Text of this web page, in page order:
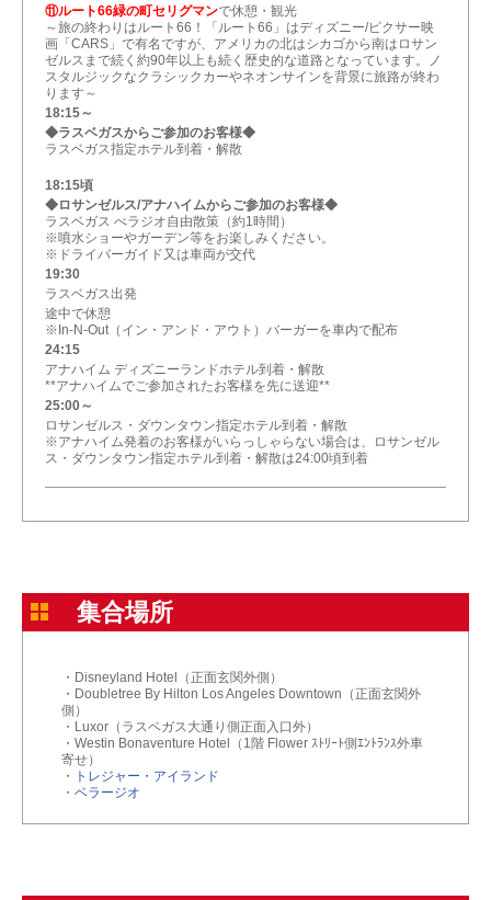
⑪ルート66緑の町セリグマンで休憩・観光
～旅の終わりはルート66！「ルート66」はディズニー/ピクサー映
画「CARS」で有名ですが、アメリカの北はシカゴから南はロサン
ゼルスまで続く約90年以上も続く歴史的な道路となっています。ノ
スタルジックなクラシックカーやネオンサインを背景に旅路が終わ
ります～
18:15～
◆ラスベガスからご参加のお客様◆
ラスベガス指定ホテル到着・解散
18:15頃
◆ロサンゼルス/アナハイムからご参加のお客様◆
ラスベガス べラジオ自由散策（約1時間）
※噴水ショーやガーデン等をお楽しみください。
※ドライバーガイド又は車両が交代
19:30
ラスベガス出発
途中で休憩
※In-N-Out（イン・アンド・アウト）バーガーを車内で配布
24:15
アナハイム ディズニーランドホテル到着・解散
**アナハイムでご参加されたお客様を先に送迎**
25:00～
ロサンゼルス・ダウンタウン指定ホテル到着・解散
※アナハイム発着のお客様がいらっしゃらない場合は、ロサンゼル
ス・ダウンタウン指定ホテル到着・解散は24:00頃到着
集合場所
・Disneyland Hotel（正面玄関外側）
・Doubletree By Hilton Los Angeles Downtown（正面玄関外
側）
・Luxor（ラスベガス大通り側正面入口外）
・Westin Bonaventure Hotel（1階 Flower ｽﾄﾘｰﾄ側ｴﾝﾄﾗﾝｽ外車
寄せ）
・
トレジャー・アイランド
・ ベラージオ